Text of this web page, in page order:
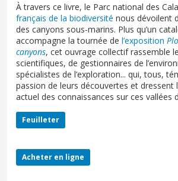
À travers ce livre, le Parc national des
français de la biodiversité nous dévoilent
des canyons sous-marins. Plus qu’un
accompagne la tournée de l’exposition
canyons, cet ouvrage collectif rassemble
scientifiques, de gestionnaires de
spécialistes de l’exploration... qui, tous,
passion de leurs découvertes et dressent
actuel des connaissances sur ces vallées
Feuilleter
Acheter en ligne